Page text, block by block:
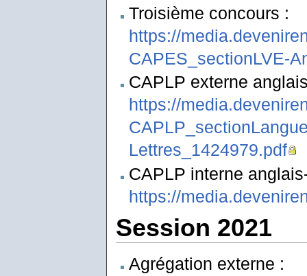
Troisième concours :
https://
CAPES_sectionLVE-
CAPLP externe
https://
Lettres_1424979.pdf
CAPLP interne
https://
Session 2021
Agrégation externe :